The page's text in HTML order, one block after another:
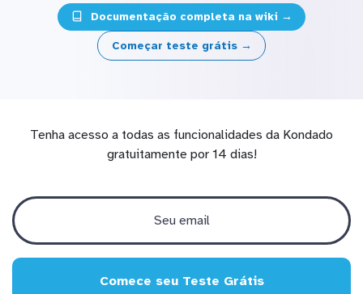
Documentação completa na wiki →
Começar teste grátis →
Tenha acesso a todas as funcionalidades da Kondado
gratuitamente por 14 dias!
Comece seu Teste Grátis